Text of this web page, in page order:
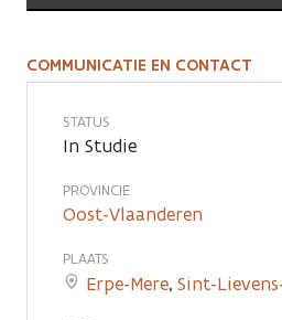
Communicatie
contact
COMMUNICATIE EN CONTACT
STATUS
In Studie
PROVINCIE
Oost-Vlaanderen
PLAATS
Erpe-Mere, Sint-